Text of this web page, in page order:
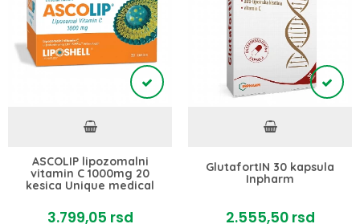
ASCOLIP lipozomalni
vitamin C 1000mg 20
kesica Unique medical
3.799,05 rsd
GlutafortIN 30 kapsula
Inpharm
2.555,50 rsd